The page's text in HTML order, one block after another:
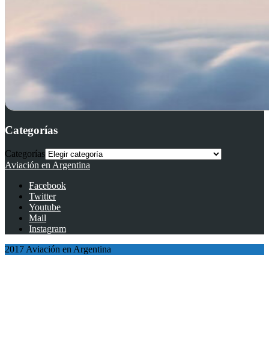
Categorías
Categorías
Aviación en Argentina
Facebook
Twitter
Youtube
Mail
Instagram
2017 Aviación en Argentina